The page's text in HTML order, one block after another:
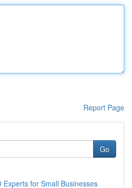
Report Page
Go
Experts for Small Businesses